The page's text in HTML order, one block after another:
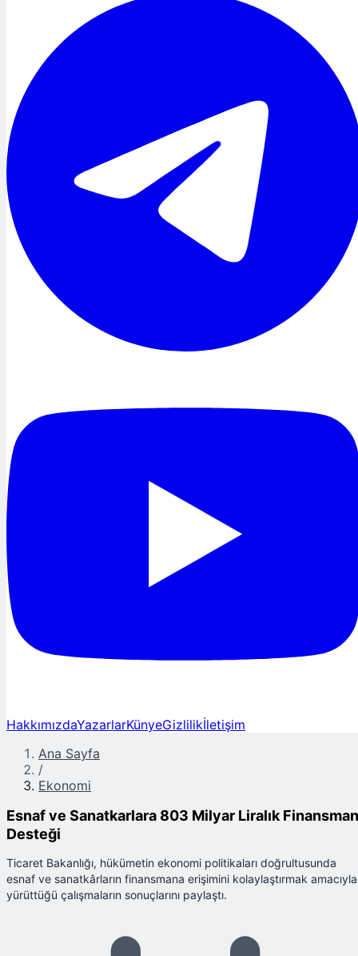
HakkımızdaYazarlarKünyeGizlilikİletişim
Ana Sayfa
/
Ekonomi
Esnaf ve Sanatkarlara 803 Milyar Liralık Finansman
Desteği
Ticaret Bakanlığı, hükümetin ekonomi politikaları doğrultusunda
esnaf ve sanatkârların finansmana erişimini kolaylaştırmak amacıyla
yürüttüğü çalışmaların sonuçlarını paylaştı.